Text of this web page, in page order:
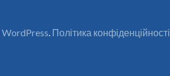
WordPress. Політика конфіденційності